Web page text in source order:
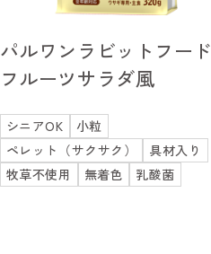
パルワンラビットフード
フルーツサラダ風
シニアOK
小粒
ペレット（サクサク）
具材入り
牧草不使用
無着色 乳酸菌